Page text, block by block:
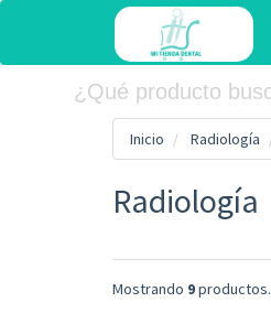
Inicio Radiología
Radiología
Mostrando 9productos.